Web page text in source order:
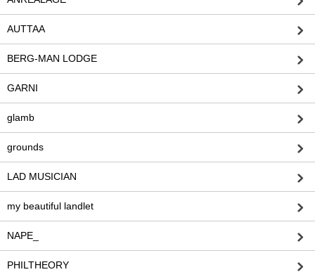
AUTTAA
BERG-MAN LODGE
GARNI
glamb
grounds
LAD MUSICIAN
my beautiful landlet
NAPE_
PHILTHEORY